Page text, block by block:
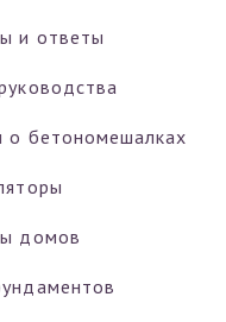
и ответы
о бетономешалках
домов